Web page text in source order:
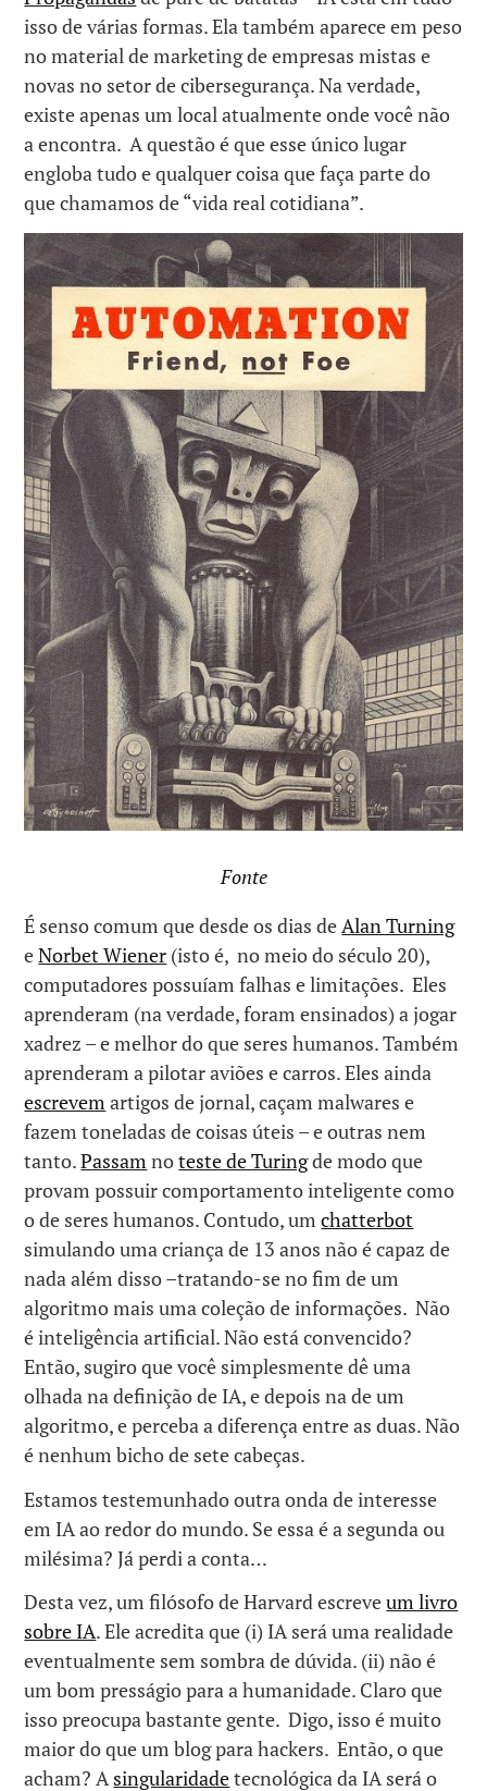
isso de várias formas. Ela também aparece em peso
no material de marketing de empresas mistas e
novas no setor de cibersegurança. Na verdade,
existe apenas um local atualmente onde você não
a encontra. A questão é que esse único lugar
engloba tudo e qualquer coisa que faça parte do
que chamamos de “vida real cotidiana”.
Fonte
É senso comum que desde os dias deAlan Turning
eNorbet Wiener (isto é, no meio do século 20),
computadores possuíam falhas e limitações. Eles
aprenderam (na verdade, foram ensinados) a jogar
xadrez – e melhor do que seres humanos. Também
aprenderam a pilotar aviões e carros. Eles ainda
escrevem artigos de jornal, caçam malwares e
fazem toneladas de coisas úteis – e outras nem
tanto.Passam noteste de Turingde modo que
provam possuir comportamento inteligente como
o de seres humanos. Contudo, umchatterbot
simulando uma criança de 13 anos não é capaz de
nada além disso –tratando-se no fim de um
algoritmo mais uma coleção de informações. Não
é inteligência artificial. Não está convencido?
Então, sugiro que você simplesmente dê uma
olhada na definição de IA, e depois na de um
algoritmo, e perceba a diferença entre as duas. Não
é nenhum bicho de sete cabeças.
Estamos testemunhado outra onda de interesse
em IA ao redor do mundo. Se essa é a segunda ou
milésima? Já perdi a conta…
Desta vez, um filósofo de Harvard escreveum livro
sobre IA. Ele acredita que (i) IA será uma realidade
eventualmente sem sombra de dúvida. (ii) não é
um bom presságio para a humanidade. Claro que
isso preocupa bastante gente. Digo, isso é muito
maior do que um blog para hackers. Então, o que
acham? Asingularidadetecnológica da IA será o